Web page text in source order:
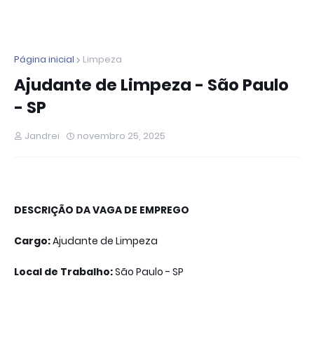
Página inicial Limpeza
Ajudante de Limpeza - São Paulo
- SP
Jandrei novembro 25, 2025
DESCRIÇÃO DA VAGA DE EMPREGO
Cargo:Ajudante de Limpeza
Local de Trabalho:São Paulo - SP